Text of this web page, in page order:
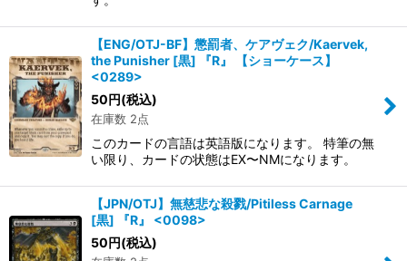
【ENG/OTJ-BF】懲罰者、ケアヴェク/Kaervek,
the Punisher [黒] 『R』 【ショーケース】
<0289>
50円(税込)
在庫数 2点
このカードの言語は英語版になります。 特筆の無
い限り、カードの状態はEX〜NMになります。
【JPN/OTJ】無慈悲な殺戮/Pitiless Carnage
[黒] 『R』 <0098>
50円(税込)